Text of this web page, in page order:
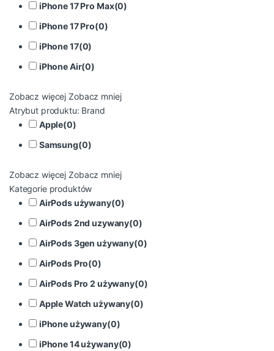
iPhone 17 Pro Max(0)
iPhone 17 Pro(0)
iPhone 17(0)
iPhone Air(0)
Zobacz więcej Zobacz mniej
Atrybut produktu: Brand
Apple(0)
Samsung(0)
Zobacz więcej Zobacz mniej
Kategorie produktów
AirPods używany(0)
AirPods 2nd uzywany(0)
AirPods 3gen używany(0)
AirPods Pro(0)
AirPods Pro 2 używany(0)
Apple Watch używany(0)
iPhone używany(0)
iPhone 14 używany(0)